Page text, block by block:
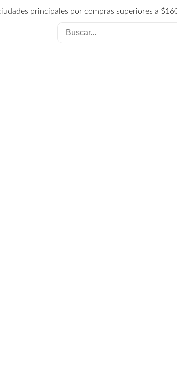
principales por compras superiores a